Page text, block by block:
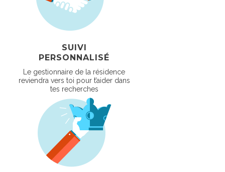
SUIVI
PERSONNALISÉ
Le gestionnaire de la résidence
reviendra vers toi pour t’aider dans
tes recherches